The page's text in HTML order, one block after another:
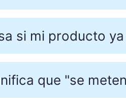
si mi producto
que "se